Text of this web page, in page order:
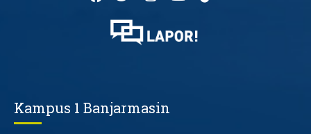
Kampus 1 Banjarmasin